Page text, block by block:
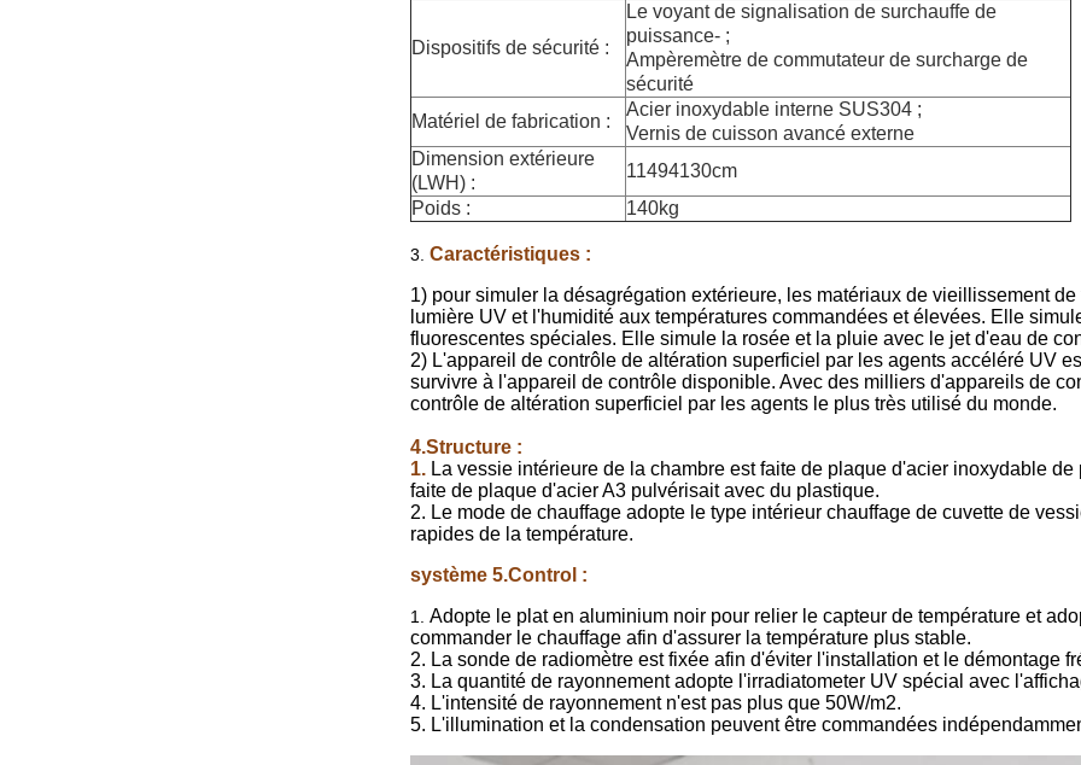
Dispositifs de sécurité :
Le voyant de signalisation de surchauffe de
puissance- ;
Ampèremètre de commutateur de surcharge de
sécurité
Matériel de fabrication :
Acier inoxydable interne SUS304 ;
Vernis de cuisson avancé externe
Dimension extérieure
(LWH) :
11494130cm
Poids :
140kg
3. Caractéristiques :
1) pour simuler la désagrégation extérieure, les matériaux de vieillissement
lumière UV et l'humidité aux températures commandées et élevées. Elle
fluorescentes spéciales. Elle simule la rosée et la pluie avec le jet d'eau de
2) L'appareil de contrôle de altération superficiel par les agents accéléré UV
survivre à l'appareil de contrôle disponible. Avec des milliers d'appareils de
contrôle de altération superficiel par les agents le plus très utilisé du monde.
4.Structure :
1. La vessie intérieure de la chambre est faite de plaque d'acier inoxydable
faite de plaque d'acier A3 pulvérisait avec du plastique.
2. Le mode de chauffage adopte le type intérieur chauffage de cuvette de
rapides de la température.
système 5.Control :
1. Adopte le plat en aluminium noir pour relier le capteur de température et
commander le chauffage afin d'assurer la température plus stable.
2. La sonde de radiomètre est fixée afin d'éviter l'installation et le démontage
3. La quantité de rayonnement adopte l'irradiatometer UV spécial avec
4. L'intensité de rayonnement n'est pas plus que 50W/m2.
5. L'illumination et la condensation peuvent être commandées